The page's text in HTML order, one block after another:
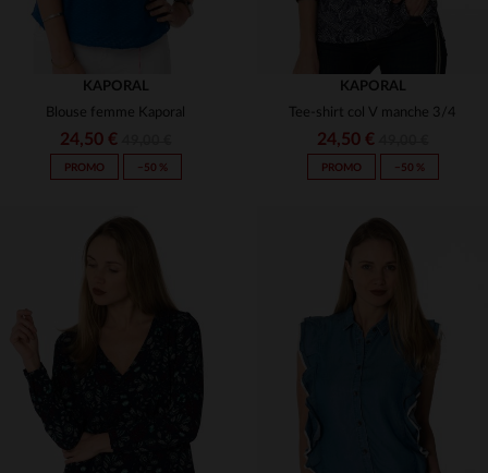
TAILLES DISPONIBLES
KAPORAL
Blouse femme Kaporal
24,50 €
PROMO −50 %
KAPORAL
Tee-shirt col V manche 3/4
24,50 €
PROMO −50 %